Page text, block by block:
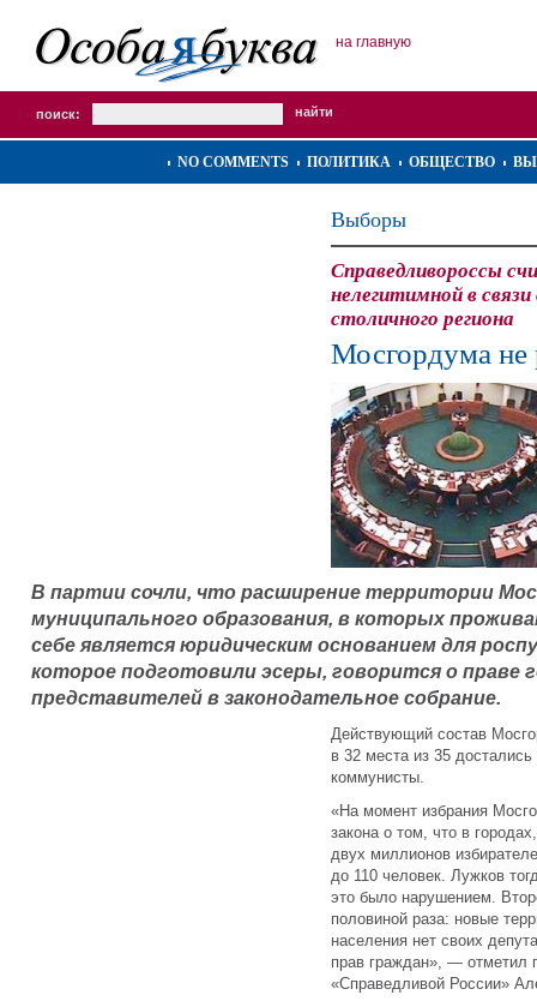
на главную
поиск:
NO COMMENTS ПОЛИТИКА ОБЩЕСТВО
Выборы
Справедливороссы
нелегитимной в
столичного региона
Мосгордума не
В партии сочли, что расширение территории
муниципального образования, в которых
себе является юридическим основанием для
которое подготовили эсеры, говорится о праве
представителей в законодательное собрание.
Действующий состав
в 32 места из 35
коммунисты.
«На момент избрания
закона о том, что в
двух миллионов
до 110 человек. Лужков
это было нарушением.
половиной раза: новые
населения нет своих
прав граждан», — отметил
«Справедливой России»